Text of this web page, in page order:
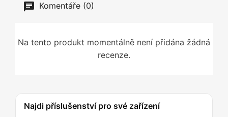
Komentáře (0)
Na tento produkt momentálně není přidána žádná
recenze.
Najdi příslušenství pro své zařízení